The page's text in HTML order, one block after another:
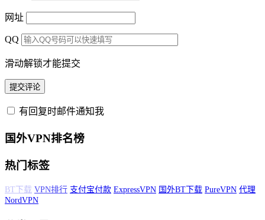
网址
QQ
滑动解锁才能提交
有回复时邮件通知我
国外VPN排名榜
热门标签
美国VPN Ivacy BT下载 VPN排行 支付宝付款 ExpressVPN 国外BT下载
PureVPN